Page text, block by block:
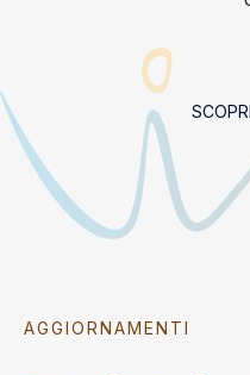
AGGIORNAMENTI